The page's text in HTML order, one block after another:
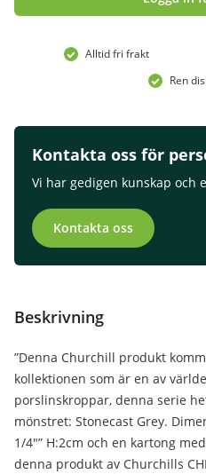
Alltid fri frakt
Ren
Kontakta oss för
Vi har gedigen kunskap och
Kontakta oss
Beskrivning
”Denna Churchill produkt
kollektionen som är en av
porslinskroppar, denna serie
mönstret: Stonecast Grey.
1/4″” H:2cm och en kartong
denna produkt av Churchills